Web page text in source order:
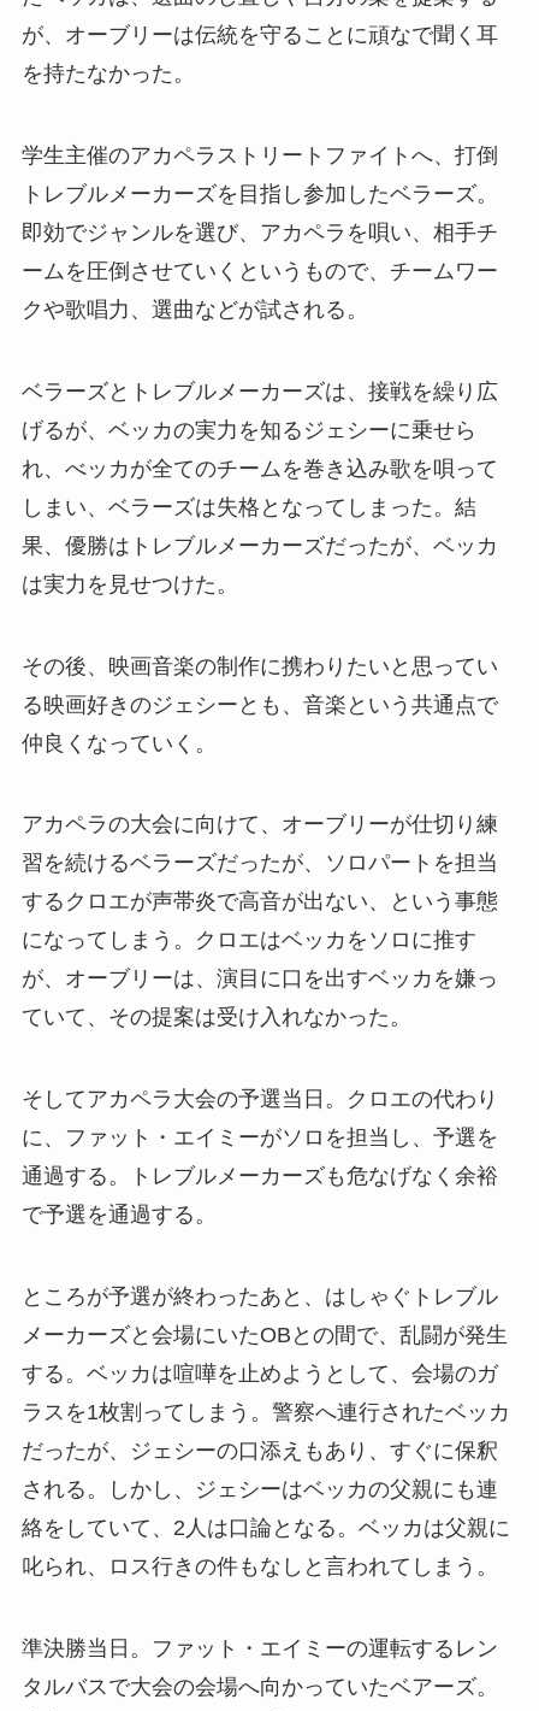
が、オーブリーは伝統を守ることに頑なで聞く耳
を持たなかった。
学生主催のアカペラストリートファイトへ、打倒
トレブルメーカーズを目指し参加したベラーズ。
即効でジャンルを選び、アカペラを唄い、相手チ
ームを圧倒させていくというもので、チームワー
クや歌唱力、選曲などが試される。
ベラーズとトレブルメーカーズは、接戦を繰り広
げるが、ベッカの実力を知るジェシーに乗せら
れ、べッカが全てのチームを巻き込み歌を唄って
しまい、ベラーズは失格となってしまった。結
果、優勝はトレブルメーカーズだったが、ベッカ
は実力を見せつけた。
その後、映画音楽の制作に携わりたいと思ってい
る映画好きのジェシーとも、音楽という共通点で
仲良くなっていく。
アカペラの大会に向けて、オーブリーが仕切り練
習を続けるベラーズだったが、ソロパートを担当
するクロエが声帯炎で高音が出ない、という事態
になってしまう。クロエはベッカをソロに推す
が、オーブリーは、演目に口を出すベッカを嫌っ
ていて、その提案は受け入れなかった。
そしてアカペラ大会の予選当日。クロエの代わり
に、ファット・エイミーがソロを担当し、予選を
通過する。トレブルメーカーズも危なげなく余裕
で予選を通過する。
ところが予選が終わったあと、はしゃぐトレブル
メーカーズと会場にいたOBとの間で、乱闘が発生
する。ベッカは喧嘩を止めようとして、会場のガ
ラスを1枚割ってしまう。警察へ連行されたベッカ
だったが、ジェシーの口添えもあり、すぐに保釈
される。しかし、ジェシーはベッカの父親にも連
絡をしていて、2人は口論となる。ベッカは父親に
叱られ、ロス行きの件もなしと言われてしまう。
準決勝当日。ファット・エイミーの運転するレン
タルバスで大会の会場へ向かっていたベアーズ。